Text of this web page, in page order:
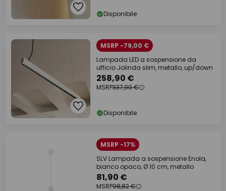
Disponibile
MSRP -79,00 €
Lampada LED a sospensione da
ufficio Jolinda slim, metallo, up/down
258,90 €
MSRP337,90 €
Disponibile
MSRP -17%
SLV Lampada a sospensione Enola,
bianco opaco, Ø 10 cm, metallo
81,90 €
MSRP98,82 €